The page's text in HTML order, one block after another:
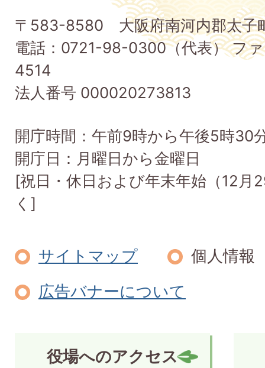
町
Taishi
Town
〒583-8580 大阪府南河内郡太子
電話：0721-98-0300（代表） フ
4514
法人番号 000020273813
開庁時間：午前9時から午後5時30
開庁日：月曜日から金曜日
[祝日・休日および年末年始（12月
く]
サイトマップ
個人情報
広告バナーについて
役場へのアクセス